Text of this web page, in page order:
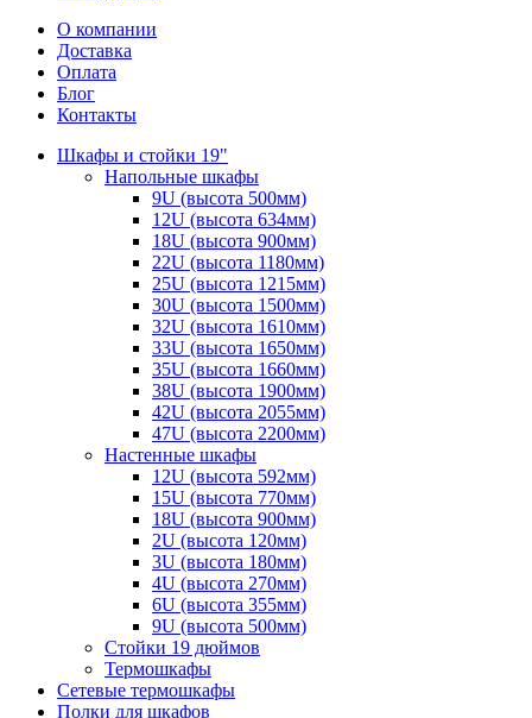
О компании
Доставка
Оплата
Блог
Контакты
Шкафы и стойки 19"
Напольные шкафы
9U (высота 500мм)
12U (высота 634мм)
18U (высота 900мм)
22U (высота 1180мм)
25U (высота 1215мм)
30U (высота 1500мм)
32U (высота 1610мм)
33U (высота 1650мм)
35U (высота 1660мм)
38U (высота 1900мм)
42U (высота 2055мм)
47U (высота 2200мм)
Настенные шкафы
12U (высота 592мм)
15U (высота 770мм)
18U (высота 900мм)
2U (высота 120мм)
3U (высота 180мм)
4U (высота 270мм)
6U (высота 355мм)
9U (высота 500мм)
Стойки 19 дюймов
Термошкафы
Сетевые термошкафы
Полки для шкафов